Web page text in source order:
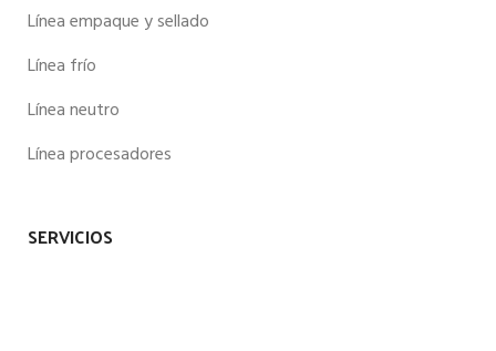
Línea empaque y sellado
Línea frío
Línea neutro
Línea procesadores
SERVICIOS